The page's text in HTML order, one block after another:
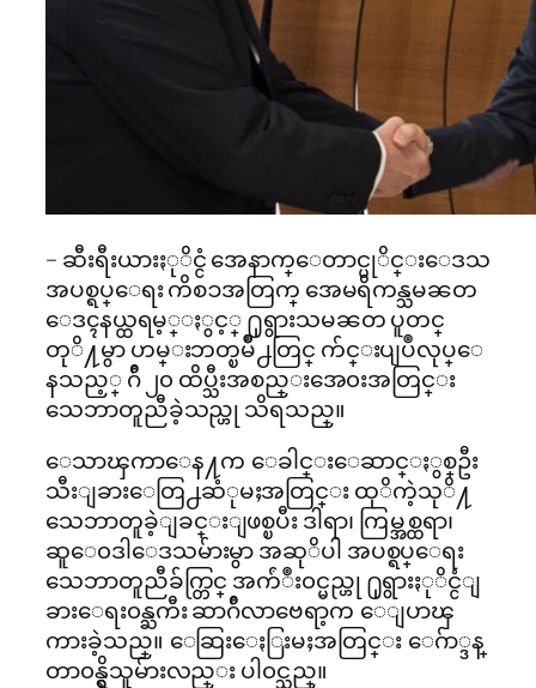
– ဆီးရီးယားႏုိင္ငံ အေနာက္ေတာင္ပုိင္းေဒသ
အပစ္ရပ္ေရး ကိစၥအတြက္ အေမရိကန္သမၼတ
ေဒၚနယ္ထရမ့္ႏွင့္ ႐ုရွားသမၼတ ပူတင္
တုိ႔မွာ ဟမ္းဘတ္ၿမိဳ႕တြင္ က်င္းပျပဳလုပ္ေ
နသည့္ ဂ်ီ ၂၀ ထိပ္သီးအစည္းအေ၀းအတြင္း
သေဘာတူညီခဲ့သည္ဟု သိရသည္။
ေသာၾကာေန႔က ေခါင္းေဆာင္ႏွစ္ဦး
သီးျခားေတြ႕ဆံုမႈအတြင္း ထုိကဲ့သုိ႔
သေဘာတူခဲ့ျခင္းျဖစ္ၿပီး ဒါရာ၊ ကြမ္အစ္ထရာ၊
ဆူေ၀ဒါေဒသမ်ားမွာ အဆုိပါ အပစ္ရပ္ေရး
သေဘာတူညီခ်က္တြင္ အက်ံဳး၀င္မည္ဟု ႐ုရွားႏုိင္ငံျ
ခားေရး၀န္ႀကီး ဆာဂ်ီလာဗေရာ့က ေျပာၾ
ကားခဲ့သည္။ ေဆြးေႏြးမႈအတြင္း ေဂ်ာ္ဒန္
တာ၀န္ရွိသူမ်ားလည္း ပါ၀င္သည္။